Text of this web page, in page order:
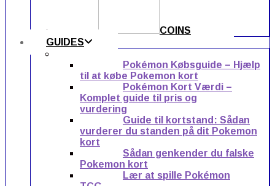
COINS
GUIDES
Pokémon Købsguide – Hjælp
til at købe Pokemon kort
Pokémon Kort Værdi –
Komplet guide til pris og
vurdering
Guide til kortstand: Sådan
vurderer du standen på dit Pokemon
kort
Sådan genkender du falske
Pokemon kort
Lær at spille Pokémon